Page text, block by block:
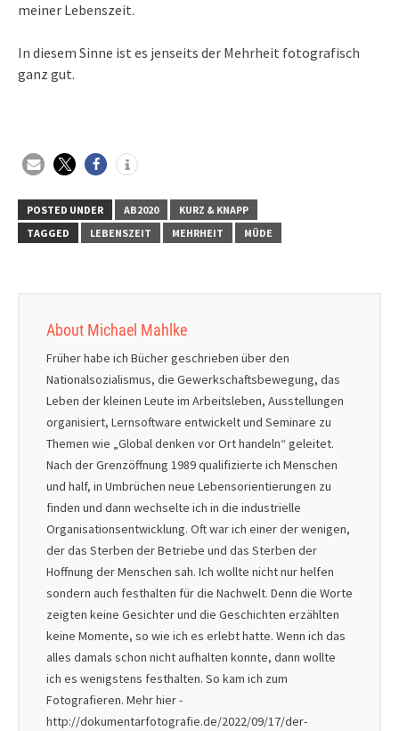
meiner Lebenszeit.
In diesem Sinne ist es jenseits der Mehrheit fotografisch
ganz gut.
POSTED UNDER AB2020
KURZ & KNAPP
TAGGED
LEBENSZEIT MEHRHEIT MÜDE
About Michael Mahlke
Früher habe ich Bücher geschrieben über den
Nationalsozialismus, die Gewerkschaftsbewegung, das
Leben der kleinen Leute im Arbeitsleben, Ausstellungen
organisiert, Lernsoftware entwickelt und Seminare zu
Themen wie „Global denken vor Ort handeln“ geleitet.
Nach der Grenzöffnung 1989 qualifizierte ich Menschen
und half, in Umbrüchen neue Lebensorientierungen zu
finden und dann wechselte ich in die industrielle
Organisationsentwicklung. Oft war ich einer der wenigen,
der das Sterben der Betriebe und das Sterben der
Hoffnung der Menschen sah. Ich wollte nicht nur helfen
sondern auch festhalten für die Nachwelt. Denn die Worte
zeigten keine Gesichter und die Geschichten erzählten
keine Momente, so wie ich es erlebt hatte. Wenn ich das
alles damals schon nicht aufhalten konnte, dann wollte
ich es wenigstens festhalten. So kam ich zum
Fotografieren. Mehr hier -
http://dokumentarfotografie.de/2022/09/17/der-